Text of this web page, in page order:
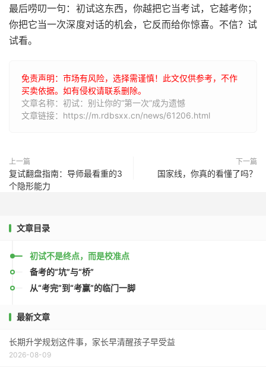
最后唠叨一句：初试这东西，你越把它当考试，它越考你；
你把它当一次深度对话的机会，它反而给你惊喜。不信？试
试看。
免责声明：市场有风险，选择需谨慎！此文仅供参考，不作
买卖依据。如有侵权请联系删除。
文章名称：初试：别让你的“第一次”成为遗憾
文章链接：https://m.rdbsxx.cn/news/61206.html
上一篇
复试翻盘指南：导师最看重的3
个隐形能力
下一篇
国家线，你真的看懂了吗？
文章目录
初试不是终点，而是校准点
备考的“坑”与“桥”
从“考完”到“考赢”的临门一脚
最新文章
长期升学规划这件事，家长早清醒孩子早受益
2026-08-09